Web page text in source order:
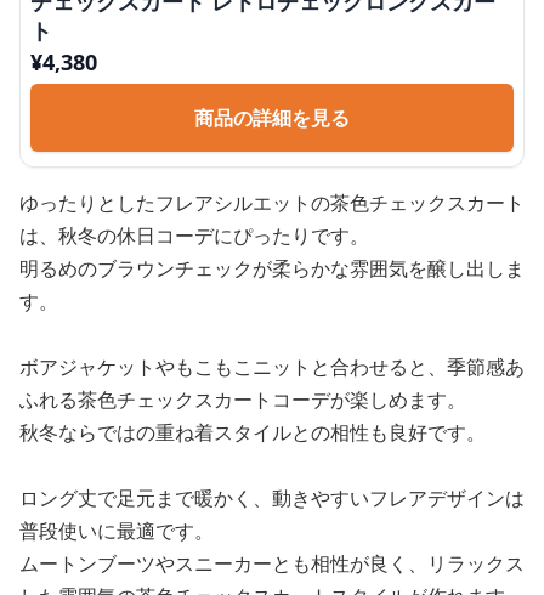
ト
¥4,380
商品の詳細を見る
ゆったりとしたフレアシルエットの茶色チェックスカート
は、秋冬の休日コーデにぴったりです。
明るめのブラウンチェックが柔らかな雰囲気を醸し出しま
す。
ボアジャケットやもこもこニットと合わせると、季節感あ
ふれる茶色チェックスカートコーデが楽しめます。
秋冬ならではの重ね着スタイルとの相性も良好です。
ロング丈で足元まで暖かく、動きやすいフレアデザインは
普段使いに最適です。
ムートンブーツやスニーカーとも相性が良く、リラックス